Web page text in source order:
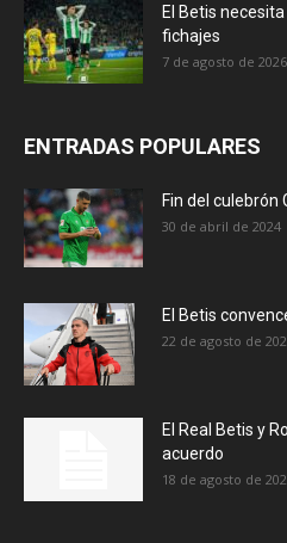
El Betis
fichajes
7 de agosto de 2026
ENTRADAS POPULARES
Fin del culebrón
30 de abril de 2024
El Betis
22 de agosto de
El Real Betis y
acuerdo
18 de agosto de